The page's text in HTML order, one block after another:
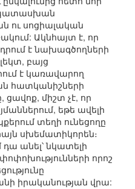
ու սոցիալական
Ակնհայտ է, որ
է նախագծողների
բայց
է կառավարող
հատկանիշների
միշտ չէ, որ
եթե ավելի
տեղի ունեցողը
սխեմատիկորեն։
անել՝ նկատելի
որոշ
իրականության վրա: